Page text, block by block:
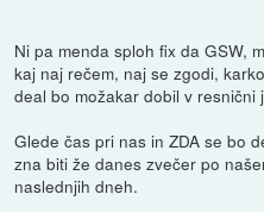
Ni pa menda sploh fix da GSW,
kaj naj rečem, naj se zgodi,
deal bo možakar dobil v resnični
Glede čas pri nas in ZDA se bo
zna biti že danes zvečer po
naslednjih dneh.